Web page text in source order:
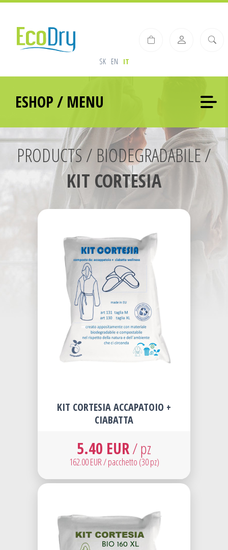
SK EN IT
ESHOP / MENU
PRODUCTS / BIODEGRADABILE /
KIT CORTESIA
KIT CORTESIA ACCAPATOIO +
CIABATTA
5.40 EUR/ pz
162.00 EUR / pacchetto (30 pz)